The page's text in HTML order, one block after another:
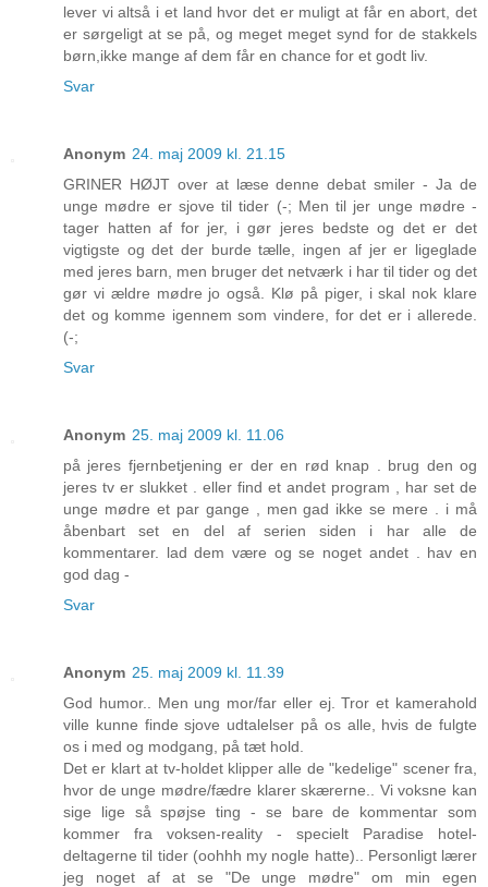
lever vi altså i et land hvor det er muligt at får en abort, det
er sørgeligt at se på, og meget meget synd for de stakkels
børn,ikke mange af dem får en chance for et godt liv.
Svar
Anonym 24. maj 2009 kl. 21.15
GRINER HØJT over at læse denne debat smiler - Ja de
unge mødre er sjove til tider (-; Men til jer unge mødre -
tager hatten af for jer, i gør jeres bedste og det er det
vigtigste og det der burde tælle, ingen af jer er ligeglade
med jeres barn, men bruger det netværk i har til tider og det
gør vi ældre mødre jo også. Klø på piger, i skal nok klare
det og komme igennem som vindere, for det er i allerede.
(-;
Svar
Anonym 25. maj 2009 kl. 11.06
på jeres fjernbetjening er der en rød knap . brug den og
jeres tv er slukket . eller find et andet program , har set de
unge mødre et par gange , men gad ikke se mere . i må
åbenbart set en del af serien siden i har alle de
kommentarer. lad dem være og se noget andet . hav en
god dag -
Svar
Anonym 25. maj 2009 kl. 11.39
God humor.. Men ung mor/far eller ej. Tror et kamerahold
ville kunne finde sjove udtalelser på os alle, hvis de fulgte
os i med og modgang, på tæt hold.
Det er klart at tv-holdet klipper alle de "kedelige" scener fra,
hvor de unge mødre/fædre klarer skærerne.. Vi voksne kan
sige lige så spøjse ting - se bare de kommentar som
kommer fra voksen-reality - specielt Paradise hotel-
deltagerne til tider (oohhh my nogle hatte).. Personligt lærer
jeg noget af at se "De unge mødre" om min egen